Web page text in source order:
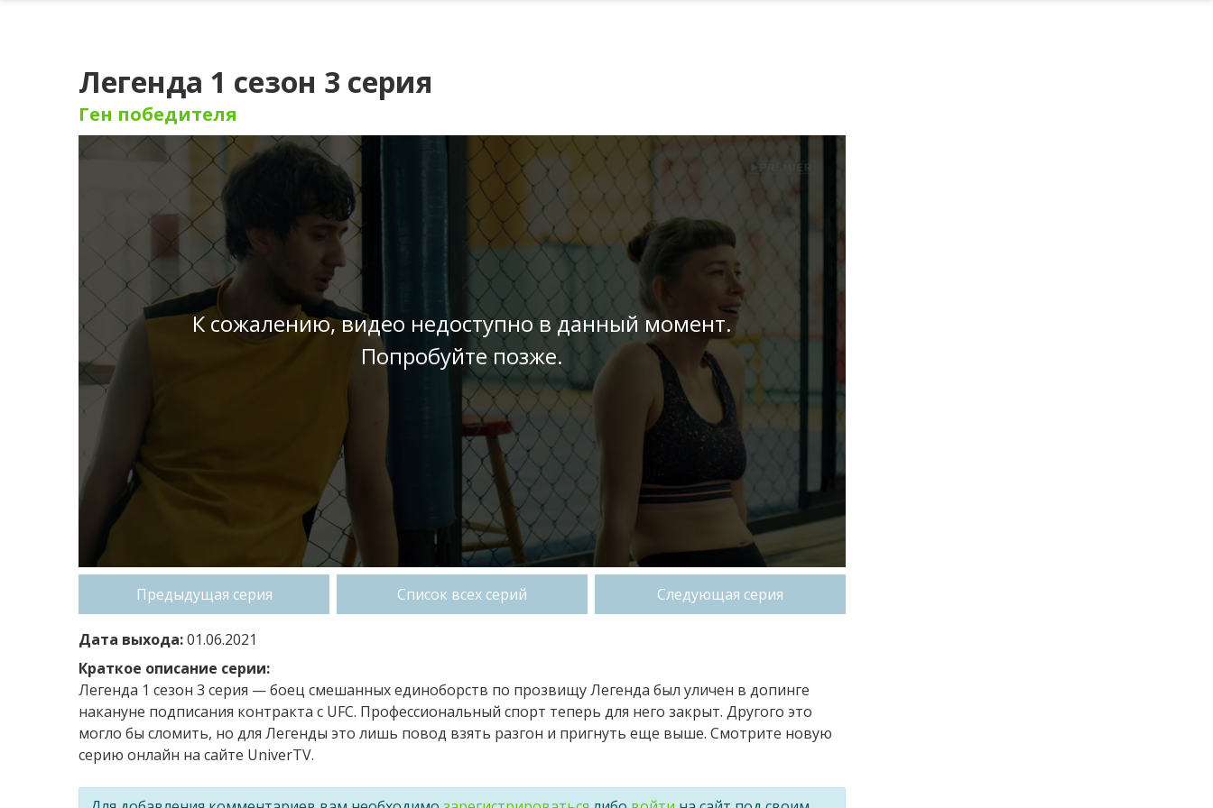
Легенда 1 сезон 3 серия
Ген победителя
К сожалению, видео недоступно в данный момент.
Попробуйте позже.
Предыдущая серия Список всех серий Следующая серия
Дата выхода:01.06.2021
Краткое описание серии:
Легенда 1 сезон 3 серия — боец смешанных единоборств по прозвищу Легенда был уличен в допинге
накануне подписания контракта с UFC. Профессиональный спорт теперь для него закрыт. Другого это
могло бы сломить, но для Легенды это лишь повод взять разгон и пригнуть еще выше. Смотрите новую
серию онлайн на сайте UniverTV.